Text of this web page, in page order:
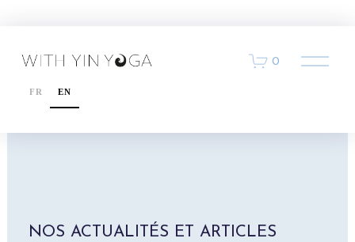
0
O
u
FR EN
NOS ACTUALITÉS ET ARTICLES